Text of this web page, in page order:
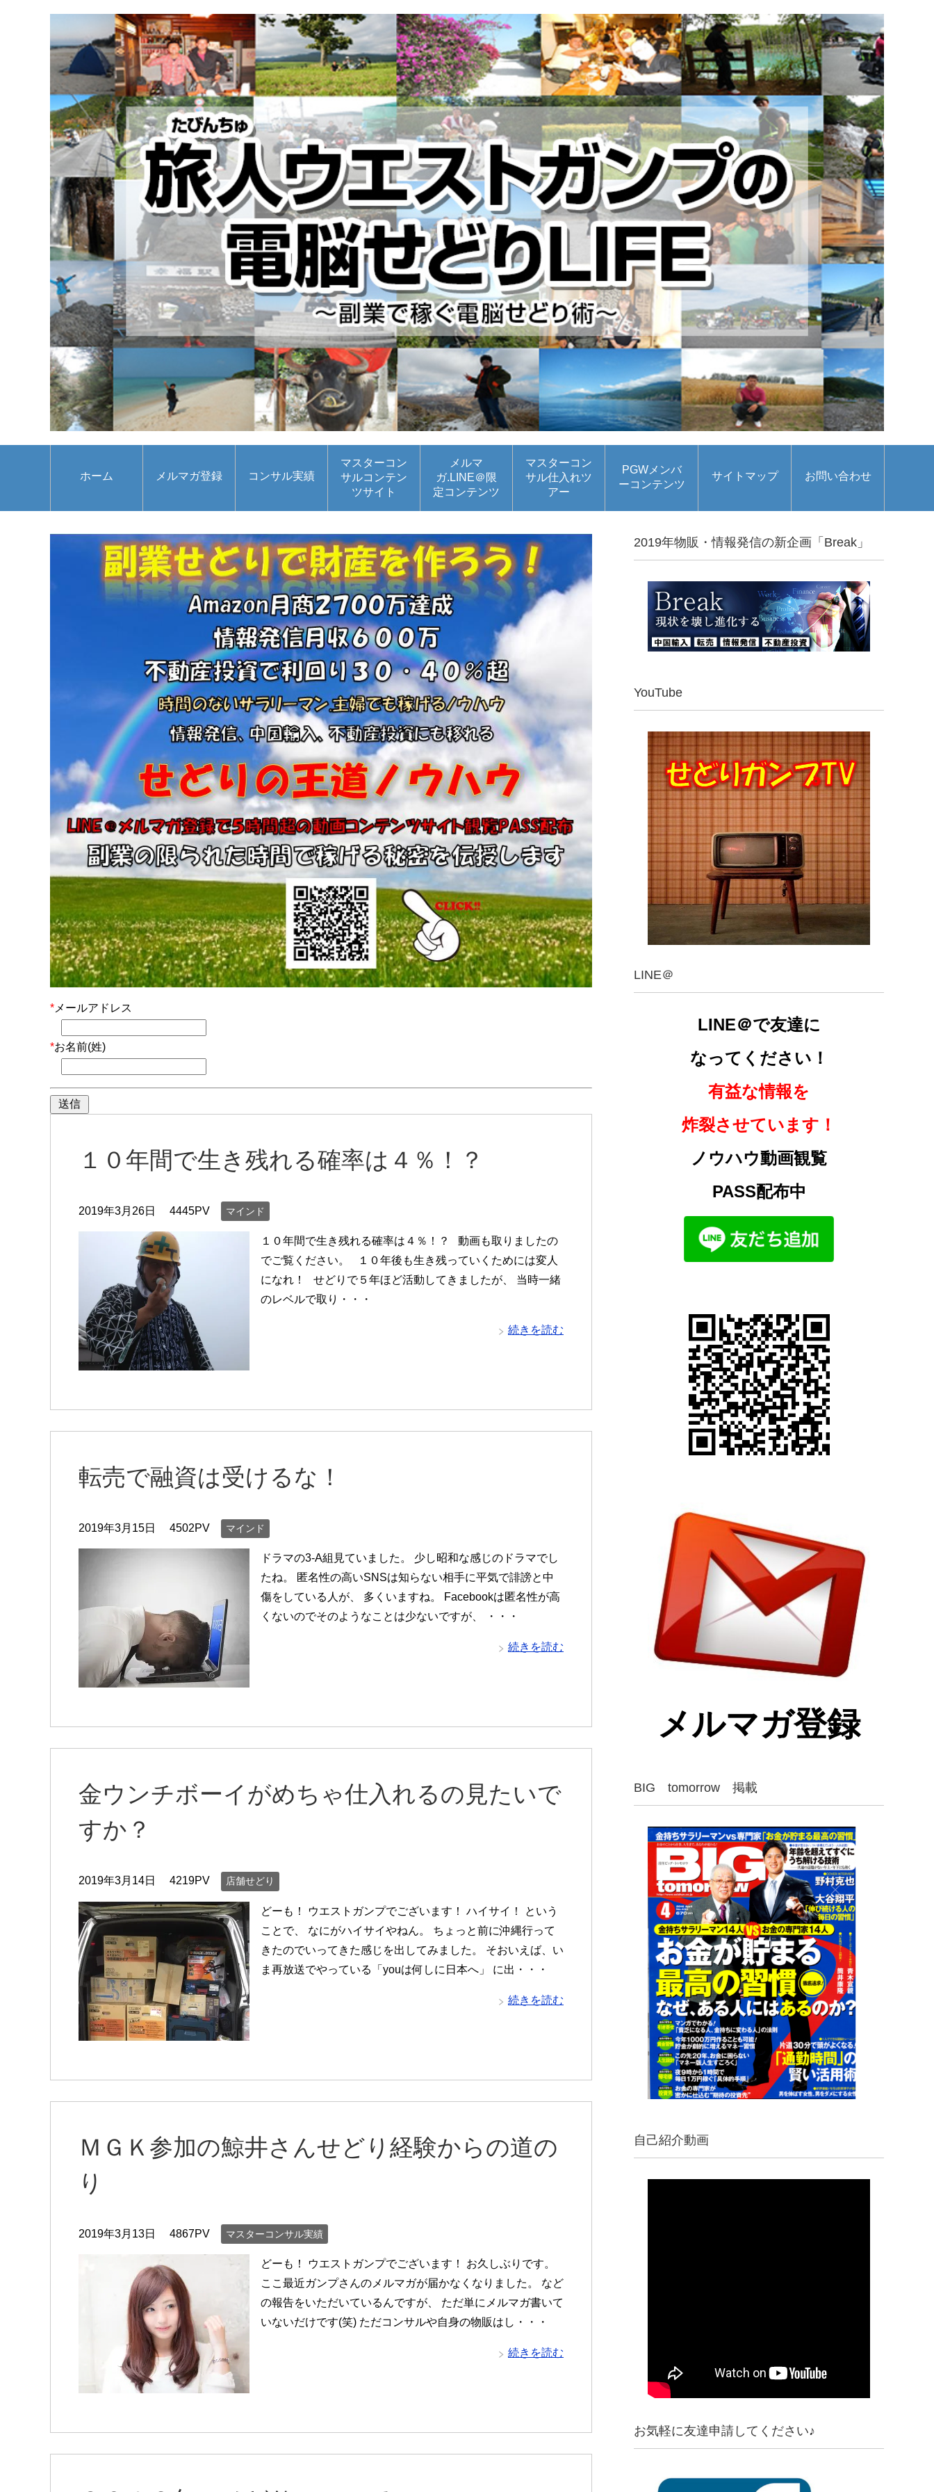
ホーム メルマガ登録 コンサル実績
マスターコン
サルコンテン
ツサイト
メルマ
ガ.LINE＠限
定コンテンツ
マスターコン
サル仕入れツ
アー
PGWメンバ
ーコンテンツ
サイトマップ お問い合わせ
* メールアドレス
*お名前(姓)
１０年間で生き残れる確率は４％！？
2019年3月26日 4445PV マインド
１０年間で生き残れる確率は４％！？ 動画も取りましたの
でご覧ください。 １０年後も生き残っていくためには変人
になれ！ せどりで５年ほど活動してきましたが、 当時一緒
のレベルで取り・・・
続きを読む
転売で融資は受けるな！
2019年3月15日 4502PV マインド
ドラマの3-A組見ていました。 少し昭和な感じのドラマでし
たね。 匿名性の高いSNSは知らない相手に平気で誹謗と中
傷をしている人が、 多くいますね。 Facebookは匿名性が高
くないのでそのようなことは少ないですが、 ・・・
続きを読む
金ウンチボーイがめちゃ仕入れるの見たいで
すか？
2019年3月14日 4219PV 店舗せどり
どーも！ ウエストガンプでございます！ ハイサイ！ という
ことで、 なにがハイサイやねん。 ちょっと前に沖縄行って
きたのでいってきた感じを出してみました。 そおいえば、い
ま再放送でやっている「youは何しに日本へ」 に出・・・
続きを読む
ＭＧＫ参加の鯨井さんせどり経験からの道の
り
2019年3月13日 4867PV マスターコンサル実績
どーも！ ウエストガンプでございます！ お久しぶりです。
ここ最近ガンプさんのメルマガが届かなくなりました。 など
の報告をいただいているんですが、 ただ単にメルマガ書いて
いないだけです(笑) ただコンサルや自身の物販はし・・・
続きを読む
2019年物販・情報発信の新企画「Break」
YouTube
LINE＠
LINE＠で友達に
なってください！
有益な情報を
炸裂させています！
ノウハウ動画観覧
PASS配布中
メルマガ登録
BIG tomorrow 掲載
自己紹介動画
お気軽に友達申請してください♪